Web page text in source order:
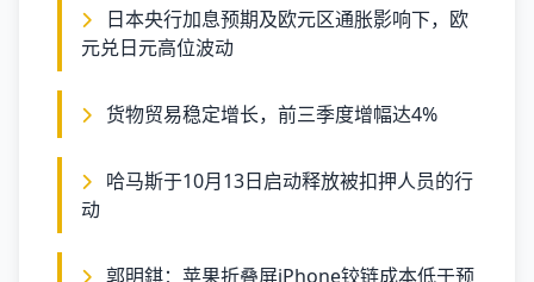
元兑日元高位波动
货物贸易稳定增长，前三季度增幅达4%
动